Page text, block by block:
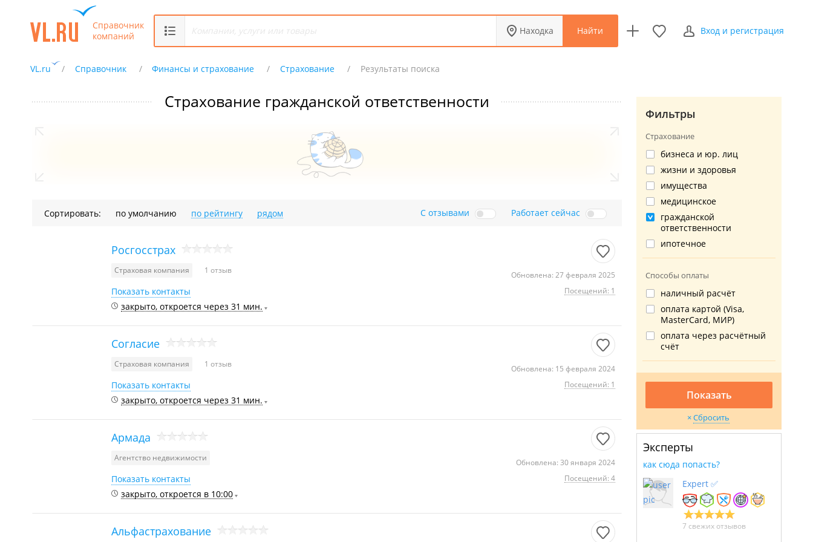
Справочник
компаний
Находка Найти Вход и регистрация
VL.ru Справочник Финансы и страхование Страхование Результаты поиска
Страхование гражданской ответственности
Сортировать: по умолчанию по рейтингу рядом С отзывами Работает сейчас
Росгосстрах
Страховая компания 1 отзыв
Обновлена: 27 февраля 2025
Посещений: 1
Показать контакты
закрыто, откроется через 31 мин.
Согласие
Страховая компания 1 отзыв
Обновлена: 15 февраля 2024
Посещений: 1
Показать контакты
закрыто, откроется через 31 мин.
Армада
Агентство недвижимости
Обновлена: 30 января 2024
Посещений: 4
Показать контакты
закрыто, откроется в 10:00
Альфастрахование
Фильтры
Страхование
бизнеса и юр. лиц
жизни и здоровья
имущества
медицинское
гражданской
ответственности
ипотечное
Способы оплаты
наличный расчёт
оплата картой (Visa,
MasterCard, МИР)
оплата через расчётный
счёт
Показать
Сбросить
Эксперты
как сюда попасть?
Expert ✅
7 свежих отзывов